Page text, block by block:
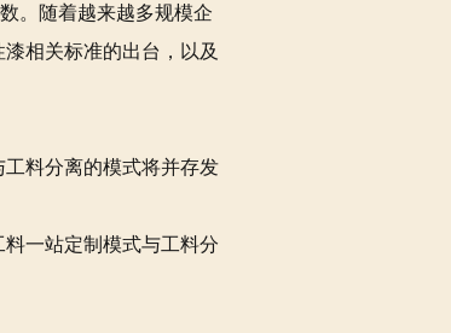
。随着越来越多规模企
相关标准的出台，以及
料分离的模式将并存发
一站定制模式与工料分